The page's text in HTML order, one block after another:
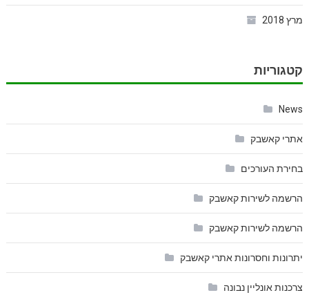
מרץ 2018
קטגוריות
News
אתרי קאשבק
בחירת העורכים
הרשמה לשירות קאשבק
הרשמה לשירות קאשבק
יתרונות וחסרונות אתרי קאשבק
צרכנות אונליין נבונה